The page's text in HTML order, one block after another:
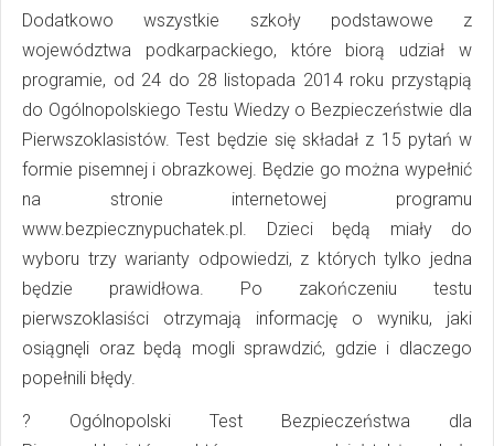
Dodatkowo wszystkie szkoły podstawowe z
województwa podkarpackiego, które biorą udział w
programie, od 24 do 28 listopada 2014 roku przystąpią
do Ogólnopolskiego Testu Wiedzy o Bezpieczeństwie dla
Pierwszoklasistów. Test będzie się składał z 15 pytań w
formie pisemnej i obrazkowej. Będzie go można wypełnić
na stronie internetowej programu
www.bezpiecznypuchatek.pl. Dzieci będą miały do
wyboru trzy warianty odpowiedzi, z których tylko jedna
będzie prawidłowa. Po zakończeniu testu
pierwszoklasiści otrzymają informację o wyniku, jaki
osiągnęli oraz będą mogli sprawdzić, gdzie i dlaczego
popełnili błędy.
? Ogólnopolski Test Bezpieczeństwa dla